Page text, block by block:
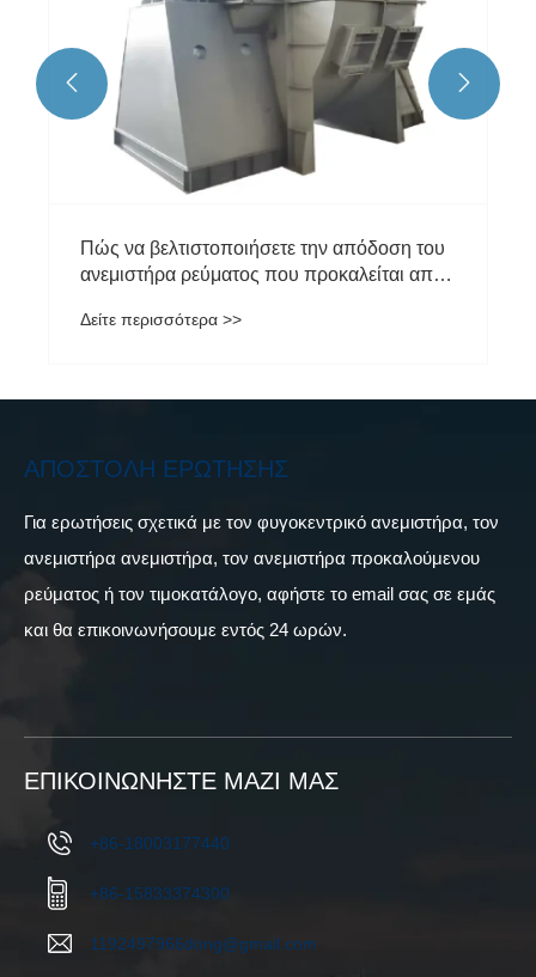
 
ΑΠΟΣΤΟΛΉ ΕΡΏΤΗΣΗΣ
Για ερωτήσεις σχετικά με τον φυγοκεντρικό ανεμιστήρα, τον
ανεμιστήρα ανεμιστήρα, τον ανεμιστήρα προκαλούμενου
ρεύματος ή τον τιμοκατάλογο, αφήστε το email σας σε εμάς
και θα επικοινωνήσουμε εντός 24 ωρών.
ΕΠΙΚΟΙΝΩΝΉΣΤΕ ΜΑΖΊ ΜΑΣ
+86-18003177440
+86-15833374300
1192497966dong@gmail.com